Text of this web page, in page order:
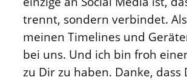
trennt, sondern verbindet.
meinen Timelines und
bei uns. Und ich bin froh
zu Dir zu haben. Danke, dass